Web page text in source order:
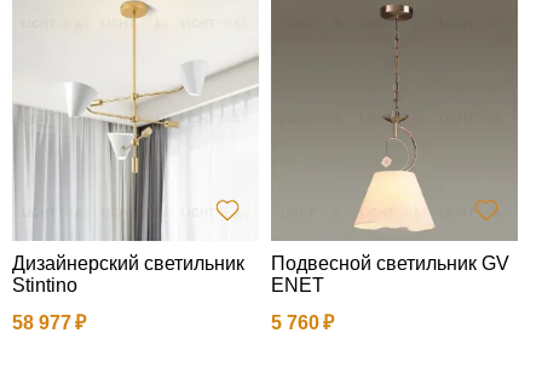
Дизайнерский светильник
Stintino
58 977
Подвесной светильник GV
ENET
5 760